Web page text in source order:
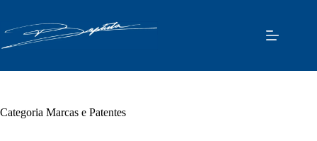
o
conteúdo
Categoria Marcas e Patentes